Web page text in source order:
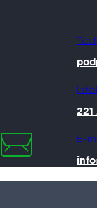
221
E-